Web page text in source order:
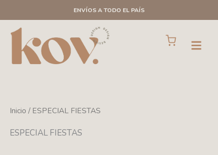
al
contenido
ENVÍOS A TODO EL PAÍS
Open
Cart
Inicio / ESPECIAL FIESTAS
ESPECIAL FIESTAS